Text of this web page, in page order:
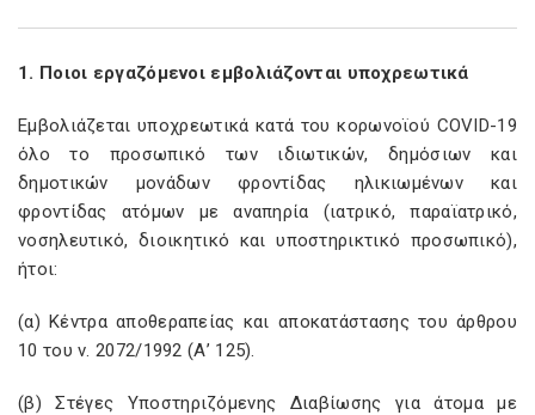
1. Ποιοι εργαζόμενοι εμβολιάζονται υποχρεωτικά
Εμβολιάζεται υποχρεωτικά κατά του κορωνοϊού COVID-19
όλο το προσωπικό των ιδιωτικών, δημόσιων και
δημοτικών μονάδων φροντίδας ηλικιωμένων και
φροντίδας ατόμων με αναπηρία (ιατρικό, παραϊατρικό,
νοσηλευτικό, διοικητικό και υποστηρικτικό προσωπικό),
ήτοι:
(α) Κέντρα αποθεραπείας και αποκατάστασης του άρθρου
10 του ν. 2072/1992 (Α’ 125).
(β) Στέγες Υποστηριζόμενης Διαβίωσης για άτομα με